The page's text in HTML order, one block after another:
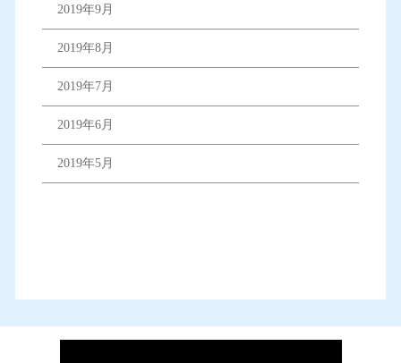
2019年9月
2019年8月
2019年7月
2019年6月
2019年5月